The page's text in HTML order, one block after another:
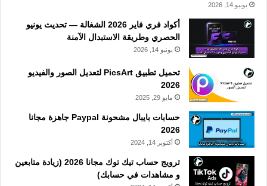
يونيو 14, 2026
أكواد فري فاير 2026 الشغالة — تحديث يونيو
الحصري وطريقة الاستبدال الآمنة
يونيو 14, 2026
تحميل تطبيق PicsArt لتعديل الصور والفيديو
2026
مايو 29, 2025
حسابات بايبال مشحونة Paypal جاهزة مجانا
2026
أكتوبر 14, 2024
ترويج حساب تيك توك مجانا 2026 (زيادة متابعين
و مشاهدات في حسابك)